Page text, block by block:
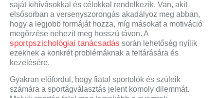
saját kihívásokkal és célokkal rendelkezik. Van, akit
elsősorban a versenyszorongás akadályoz meg abban,
hogy a legjobb formáját hozza, míg másokat a motiváció
megőrzése nehezít meg hosszú távon. A
sportpszichológiai tanácsadás során lehetőség nyílik
ezeknek a konkrét problémáknak a feltárására és
kezelésére.
Gyakran előfordul, hogy fiatal sportolók és szüleik
számára a sportágválasztás jelent komoly dilemmát.